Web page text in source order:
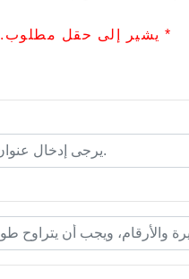
* يشير إلى حقل مطلوب.